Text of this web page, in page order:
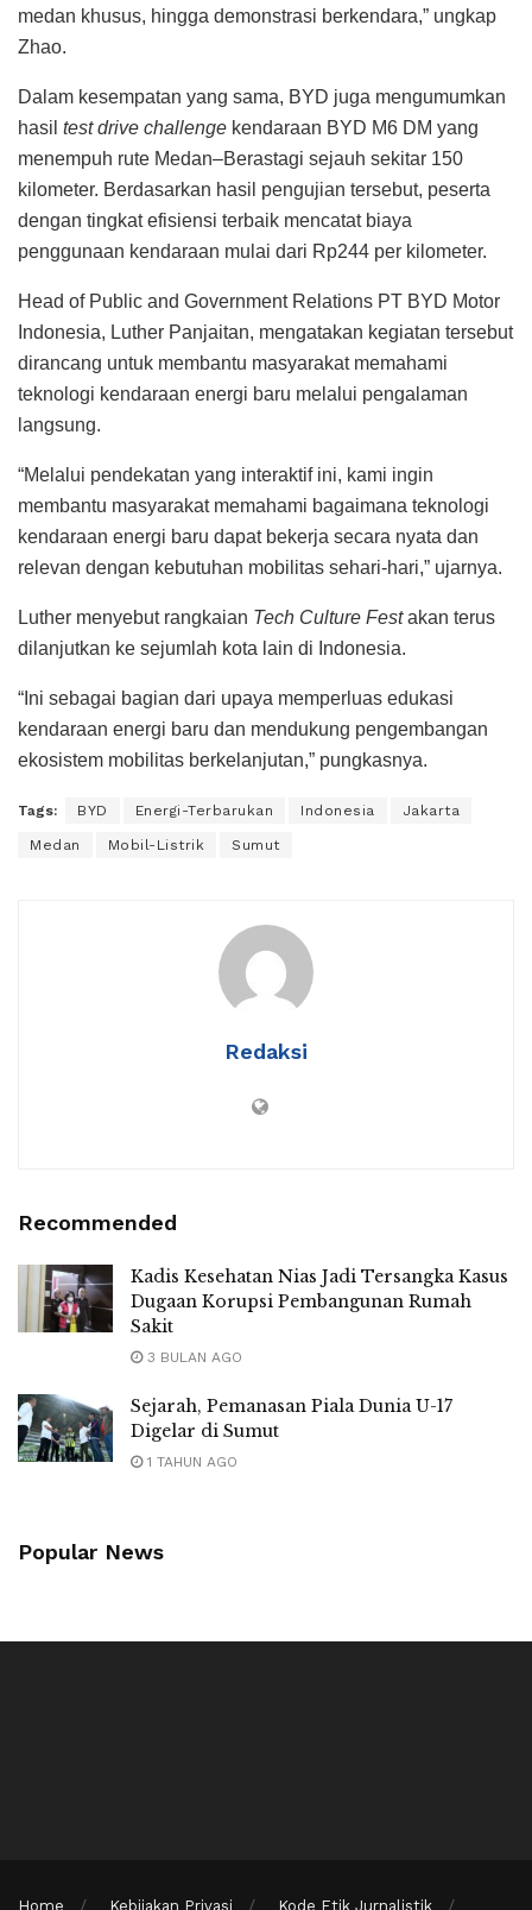
medan khusus, hingga demonstrasi berkendara,” ungkap
Zhao.
Dalam kesempatan yang sama, BYD juga mengumumkan
hasil test drive challenge kendaraan BYD M6 DM yang
menempuh rute Medan–Berastagi sejauh sekitar 150
kilometer. Berdasarkan hasil pengujian tersebut, peserta
dengan tingkat efisiensi terbaik mencatat biaya
penggunaan kendaraan mulai dari Rp244 per kilometer.
Head of Public and Government Relations PT BYD Motor
Indonesia, Luther Panjaitan, mengatakan kegiatan tersebut
dirancang untuk membantu masyarakat memahami
teknologi kendaraan energi baru melalui pengalaman
langsung.
“Melalui pendekatan yang interaktif ini, kami ingin
membantu masyarakat memahami bagaimana teknologi
kendaraan energi baru dapat bekerja secara nyata dan
relevan dengan kebutuhan mobilitas sehari-hari,” ujarnya.
Luther menyebut rangkaian Tech Culture Festakan terus
dilanjutkan ke sejumlah kota lain di Indonesia.
“Ini sebagai bagian dari upaya memperluas edukasi
kendaraan energi baru dan mendukung pengembangan
ekosistem mobilitas berkelanjutan,” pungkasnya.
Tags: BYD Energi-Terbarukan Indonesia Jakarta
Medan Mobil-Listrik Sumut
Redaksi
Recommended
Kadis Kesehatan Nias Jadi Tersangka Kasus
Dugaan Korupsi Pembangunan Rumah
Sakit
3 BULAN AGO
Sejarah, Pemanasan Piala Dunia U-17
Digelar di Sumut
1 TAHUN AGO
Popular News
Home Kebijakan Privasi Kode Etik Jurnalistik